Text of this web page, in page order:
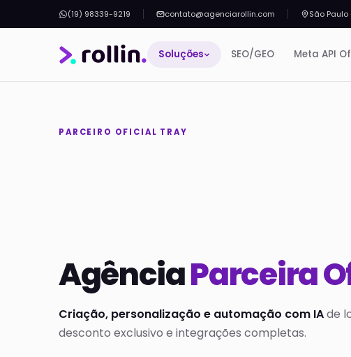
(19) 98339-9219 contato@agenciarollin.com São Paulo
Soluções SEO/GEO Meta API
PARCEIRO OFICIAL TRAY
AgênciaParceira
Criação, personalização e automação com IAde
desconto exclusivo e integrações completas.